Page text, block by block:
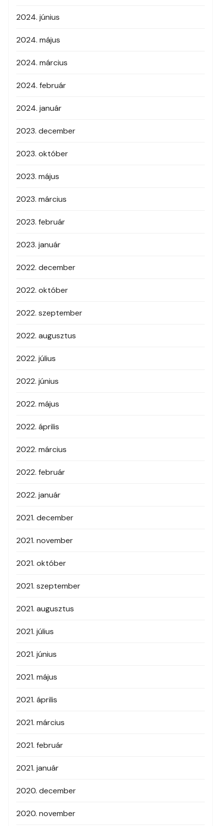
2024. június
2024. május
2024. március
2024. február
2024. január
2023. december
2023. október
2023. május
2023. március
2023. február
2023. január
2022. december
2022. október
2022. szeptember
2022. augusztus
2022. július
2022. június
2022. május
2022. április
2022. március
2022. február
2022. január
2021. december
2021. november
2021. október
2021. szeptember
2021. augusztus
2021. július
2021. június
2021. május
2021. április
2021. március
2021. február
2021. január
2020. december
2020. november